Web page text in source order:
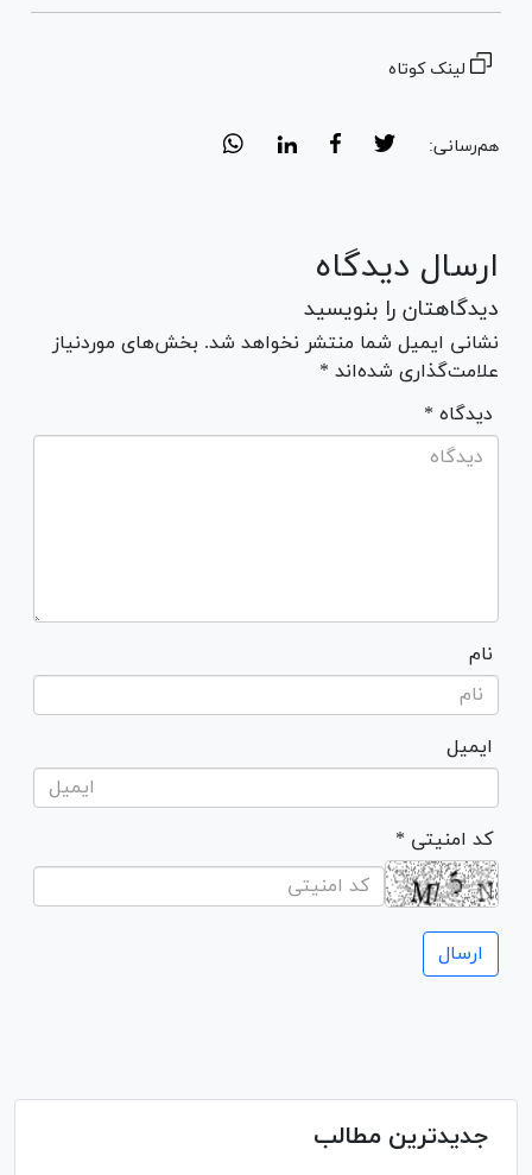
لینک کوتاه
هم‌رسانی:
ارسال دیدگاه
دیدگاهتان را بنویسید
نشانی ایمیل شما منتشر نخواهد شد. بخش‌های موردنیاز
علامت‌گذاری شده‌اند *
* دیدگاه
نام
ایمیل
* کد امنیتی
جدیدترین مطالب